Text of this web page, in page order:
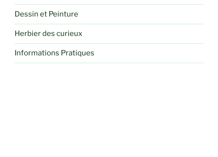
Dessin et Peinture
Herbier des curieux
Informations Pratiques